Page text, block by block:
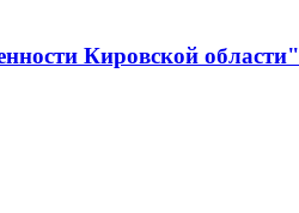
Кировской области"